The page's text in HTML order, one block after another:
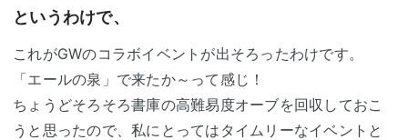
というわけで、
これがGWのコラボイベントが出そろったわけです。
「エールの泉」で来たか～って感じ！
ちょうどそろそろ書庫の高難易度オーブを回収しておこ
うと思ったので、私にとってはタイムリーなイベントと